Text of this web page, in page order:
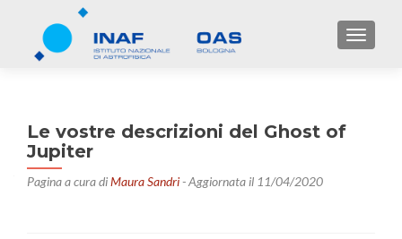
Le vostre descrizioni del Ghost of
Jupiter
Pagina a cura diMaura Sandri- Aggiornata il 11/04/2020